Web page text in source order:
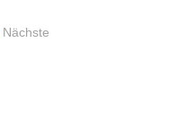
Nächste